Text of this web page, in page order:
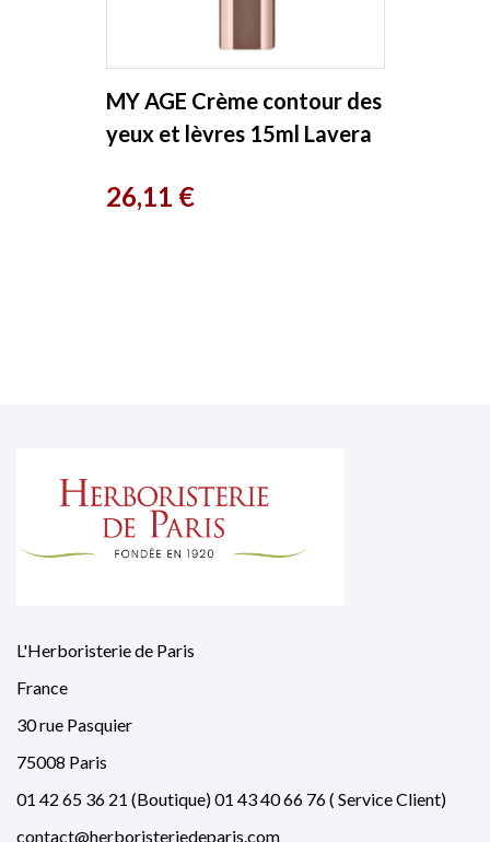
MY AGE Crème contour des
yeux et lèvres 15ml Lavera
Prix
26,11 €
L'Herboristerie de Paris
France
30 rue Pasquier
75008 Paris
01 42 65 36 21 (Boutique) 01 43 40 66 76 ( Service Client)
contact@herboristeriedeparis.com